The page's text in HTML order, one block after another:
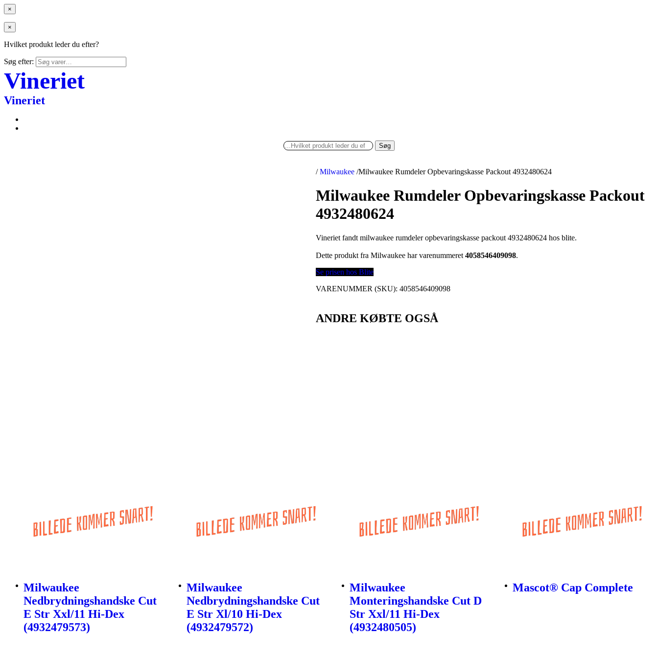
×
×
Hvilket produkt leder du efter?
Søg efter:
Vineriet
Vineriet
Søg
/ Milwaukee /Milwaukee Rumdeler Opbevaringskasse Packout 4932480624
Milwaukee Rumdeler Opbevaringskasse Packout
4932480624
Vineriet fandt milwaukee rumdeler opbevaringskasse packout 4932480624 hos blite.
Dette produkt fra Milwaukee har varenummeret4058546409098.
Se prisen hos Blite
VARENUMMER (SKU):4058546409098
ANDRE KØBTE OGSÅ
Milwaukee
Nedbrydningshandske Cut
E Str Xxl/11 Hi-Dex
(4932479573)
Milwaukee
Nedbrydningshandske Cut
E Str Xl/10 Hi-Dex
(4932479572)
Milwaukee
Monteringshandske Cut D
Str Xxl/11 Hi-Dex
(4932480505)
Mascot® Cap Complete